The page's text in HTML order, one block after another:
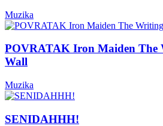
Muzika
POVRATAK Iron Maiden The
Wall
Muzika
SENIDAHHH!